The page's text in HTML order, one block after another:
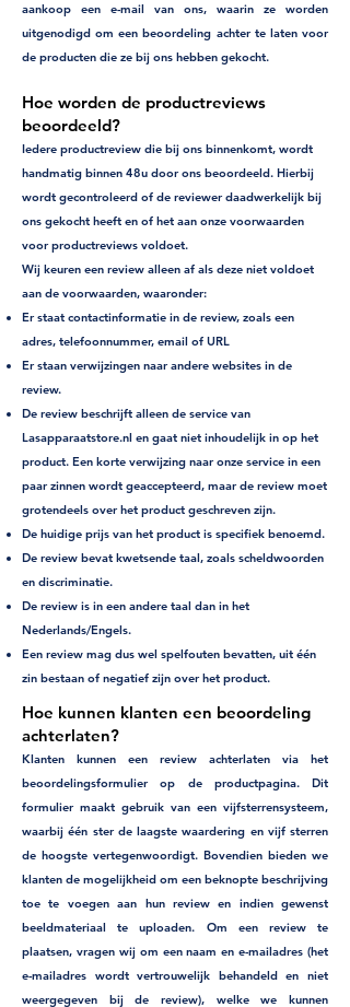
aankoop een e-mail van ons, waarin ze worden
uitgenodigd om een beoordeling achter te laten voor
de producten die ze bij ons hebben gekocht.
Hoe worden de productreviews
beoordeeld?
Iedere productreview die bij ons binnenkomt, wordt
handmatig binnen 48u door ons beoordeeld. Hierbij
wordt gecontroleerd of de reviewer daadwerkelijk bij
ons gekocht heeft en of het aan onze voorwaarden
voor productreviews voldoet.
Wij keuren een review alleen af als deze niet voldoet
aan de voorwaarden, waaronder:
Er staat contactinformatie in de review, zoals een
adres, telefoonnummer, email of URL
Er staan verwijzingen naar andere websites in de
review.
De review beschrijft alleen de service van
Lasapparaatstore.nl en gaat niet inhoudelijk in op het
product. Een korte verwijzing naar onze service in een
paar zinnen wordt geaccepteerd, maar de review moet
grotendeels over het product geschreven zijn.
De huidige prijs van het product is specifiek benoemd.
De review bevat kwetsende taal, zoals scheldwoorden
en discriminatie.
De review is in een andere taal dan in het
Nederlands/Engels.
Een review mag dus wel spelfouten bevatten, uit één
zin bestaan of negatief zijn over het product.
Hoe kunnen klanten een beoordeling
achterlaten?
Klanten kunnen een review achterlaten via het
beoordelingsformulier op de productpagina. Dit
formulier maakt gebruik van een vijfsterrensysteem,
waarbij één ster de laagste waardering en vijf sterren
de hoogste vertegenwoordigt. Bovendien bieden we
klanten de mogelijkheid om een beknopte beschrijving
toe te voegen aan hun review en indien gewenst
beeldmateriaal te uploaden. Om een review te
plaatsen, vragen wij om een naam en e-mailadres (het
e-mailadres wordt vertrouwelijk behandeld en niet
weergegeven bij de review), welke we kunnen